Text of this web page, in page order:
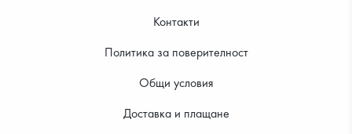
Контакти
Политика за поверителност
Общи условия
Доставка и плащане